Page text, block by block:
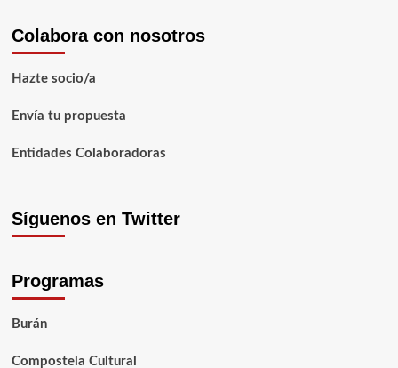
Colabora con nosotros
Hazte socio/a
Envía tu propuesta
Entidades Colaboradoras
Síguenos en Twitter
Programas
Burán
Compostela Cultural